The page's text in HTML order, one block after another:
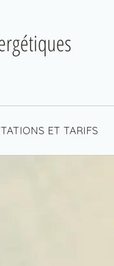
ET TARIFS